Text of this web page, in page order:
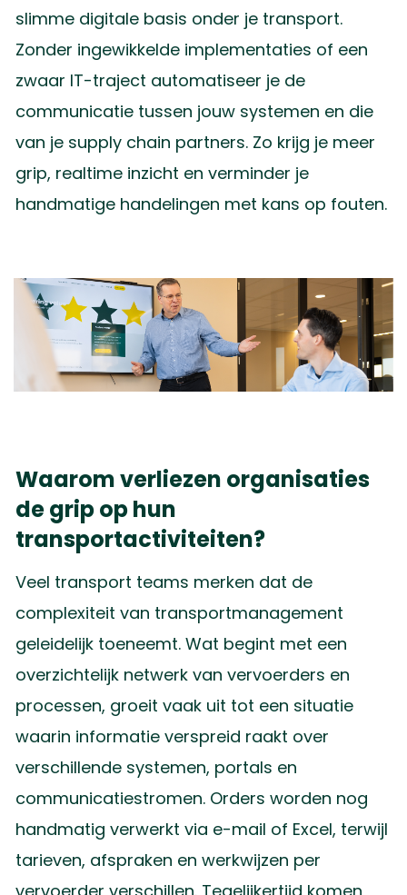
slimme digitale basis onder je transport.
Zonder ingewikkelde implementaties of een
zwaar IT-traject automatiseer je de
communicatie tussen jouw systemen en die
van je supply chain partners. Zo krijg je meer
grip, realtime inzicht en verminder je
handmatige handelingen met kans op fouten.
Waarom verliezen organisaties
de grip op hun
transportactiviteiten?
Veel transport teams merken dat de
complexiteit van transportmanagement
geleidelijk toeneemt. Wat begint met een
overzichtelijk netwerk van vervoerders en
processen, groeit vaak uit tot een situatie
waarin informatie verspreid raakt over
verschillende systemen, portals en
communicatiestromen. Orders worden nog
handmatig verwerkt via e-mail of Excel, terwijl
tarieven, afspraken en werkwijzen per